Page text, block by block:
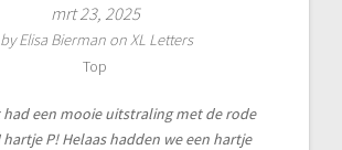
mrt 23, 2025
byElisa Bierman onXL Letters
Top
had een mooie uitstraling met de rode
P! Helaas hadden we een hartje